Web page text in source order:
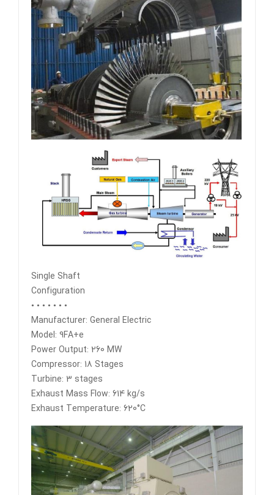
Single Shaft
Configuration
• • • • • • •
Manufacturer: General Electric
Model: 9FA+e
Power Output: 260 MW
Compressor: 18 Stages
Turbine: 3 stages
Exhaust Mass Flow: 614 kg/s
Exhaust Temperature: 620°C